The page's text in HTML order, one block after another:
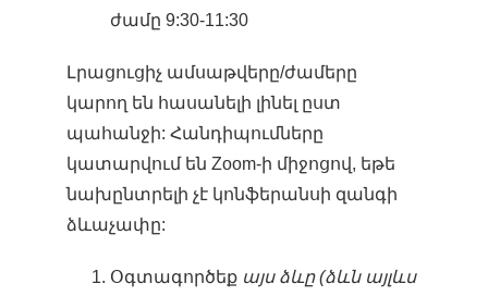
ժամը 9:30-11:30
Լրացուցիչ ամսաթվերը/ժամերը
կարող են հասանելի լինել ըստ
պահանջի: Հանդիպումները
կատարվում են Zoom-ի միջոցով, եթե
նախընտրելի չէ կոնֆերանսի զանգի
ձևաչափը:
Օգտագործեք այս ձևը (ձևն այլևս